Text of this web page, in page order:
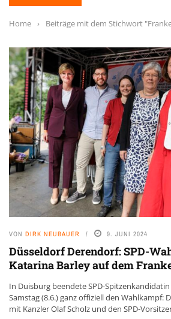
Home › Beiträge mit dem Stichwort
VON DIRK NEUBAUER 9. JUNI 2024
Düsseldorf Derendorf: SPD-
Katarina Barley auf dem
In Duisburg beendete SPD-
Samstag (8.6.) ganz offiziell den Wahlkampf:
mit Kanzler Olaf Scholz und den SPD-